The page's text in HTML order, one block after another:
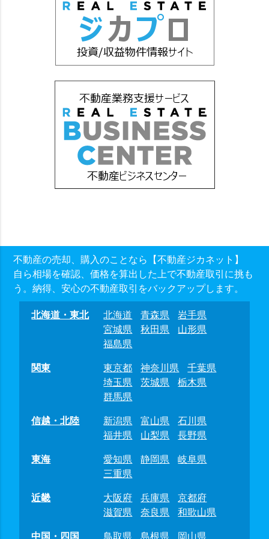
不動産の売却、購入のことなら【不動産ジカネット】
自ら相場を確認、価格を算出した上で不動産取引に挑も
う。納得、安心の不動産取引をバックアップします。
北海道・東北 北海道 青森県
岩手県
宮城県
秋田県
山形県
福島県
関東
東京都 神奈川県
千葉県
埼玉県
茨城県
栃木県
群馬県
信越・北陸
新潟県 富山県
石川県
福井県
山梨県
長野県
東海
愛知県 静岡県
岐阜県
三重県
近畿
大阪府 兵庫県
京都府
滋賀県
奈良県
和歌山県
中国・四国
鳥取県 島根県 岡山県